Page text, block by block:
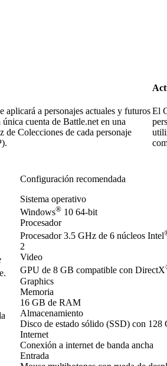
aplicará a personajes actuales y futuros
cuenta de Battle.net en una
de Colecciones de cada personaje
El
Configuración recomendada
Sistema operativo
Windows® 10 64-bit
Procesador
Procesador 3.5 GHz de 6 núcleos Intel
2
Video
GPU de 8 GB compatible con DirectX
Graphics
Memoria
16 GB de RAM
Almacenamiento
Disco de estado sólido (SSD) con 128
Internet
Conexión a internet de banda ancha
Entrada